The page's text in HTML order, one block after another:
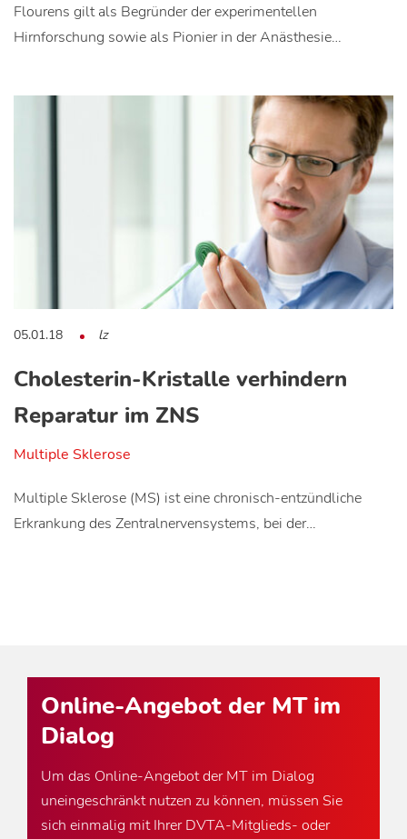
Flourens gilt als Begründer der experimentellen
Hirnforschung sowie als Pionier in der Anästhesie…
05.01.18 lz
Cholesterin-Kristalle verhindern
Reparatur im ZNS
Multiple Sklerose
Multiple Sklerose (MS) ist eine chronisch-entzündliche
Erkrankung des Zentralnervensystems, bei der…
Online-Angebot der MT im
Dialog
Um das Online-Angebot der MT im Dialog
uneingeschränkt nutzen zu können, müssen Sie
sich einmalig mit Ihrer DVTA-Mitglieds- oder